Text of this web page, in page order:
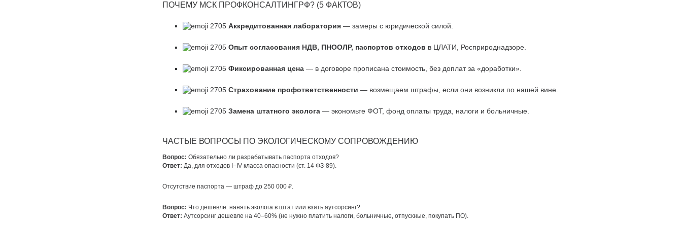
ПОЧЕМУ МСК ПРОФКОНСАЛТИНГРФ? (5 ФАКТОВ)
Аккредитованная лаборатория — замеры с юридической силой.
Опыт согласования НДВ, ПНООЛР, паспортов отходов в ЦЛАТИ, Росприроднадзоре.
Фиксированная цена — в договоре прописана стоимость, без доплат за «доработки».
Страхование профответственности — возмещаем штрафы, если они возникли по нашей вине.
Замена штатного эколога — экономьте ФОТ, фонд оплаты труда, налоги и больничные.
ЧАСТЫЕ ВОПРОСЫ ПО ЭКОЛОГИЧЕСКОМУ СОПРОВОЖДЕНИЮ
Вопрос: Обязательно ли разрабатывать паспорта отходов?
Ответ: Да, для отходов I–IV класса опасности (ст. 14 ФЗ-89).
Отсутствие паспорта — штраф до 250 000 ₽.
Вопрос: Что дешевле: нанять эколога в штат или взять аутсорсинг?
Ответ: Аутсорсинг дешевле на 40–60% (не нужно платить налоги, больничные, отпускные, покупать ПО).